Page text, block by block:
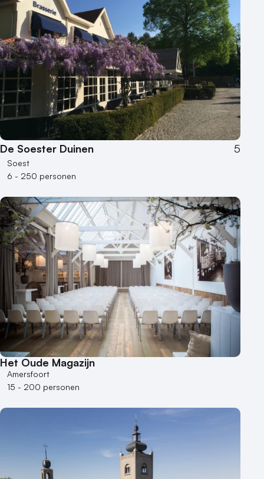
De Soester Duinen 5
Soest
6 - 250 personen
Het Oude Magazijn
Amersfoort
15 - 200 personen